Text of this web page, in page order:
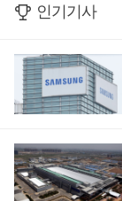
인기기사